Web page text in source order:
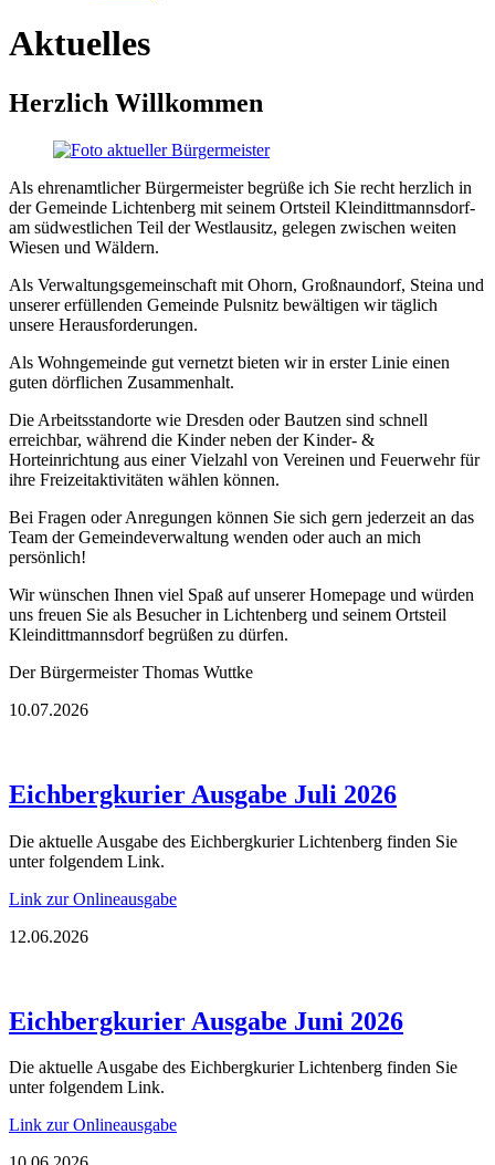
Aktuelles
Herzlich Willkommen
Als ehrenamtlicher Bürgermeister begrüße ich Sie recht herzlich in
der Gemeinde Lichtenberg mit seinem Ortsteil Kleindittmannsdorf-
am südwestlichen Teil der Westlausitz, gelegen zwischen weiten
Wiesen und Wäldern.
Als Verwaltungsgemeinschaft mit Ohorn, Großnaundorf, Steina und
unserer erfüllenden Gemeinde Pulsnitz bewältigen wir täglich
unsere Herausforderungen.
Als Wohngemeinde gut vernetzt bieten wir in erster Linie einen
guten dörflichen Zusammenhalt.
Die Arbeitsstandorte wie Dresden oder Bautzen sind schnell
erreichbar, während die Kinder neben der Kinder- &
Horteinrichtung aus einer Vielzahl von Vereinen und Feuerwehr für
ihre Freizeitaktivitäten wählen können.
Bei Fragen oder Anregungen können Sie sich gern jederzeit an das
Team der Gemeindeverwaltung wenden oder auch an mich
persönlich!
Wir wünschen Ihnen viel Spaß auf unserer Homepage und würden
uns freuen Sie als Besucher in Lichtenberg und seinem Ortsteil
Kleindittmannsdorf begrüßen zu dürfen.
Der Bürgermeister Thomas Wuttke
10.07.2026
Eichbergkurier Ausgabe Juli 2026
Die aktuelle Ausgabe des Eichbergkurier Lichtenberg finden Sie
unter folgendem Link.
Link zur Onlineausgabe
12.06.2026
Eichbergkurier Ausgabe Juni 2026
Die aktuelle Ausgabe des Eichbergkurier Lichtenberg finden Sie
unter folgendem Link.
Link zur Onlineausgabe